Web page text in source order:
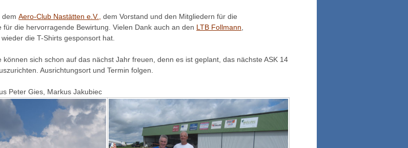
demAero-Club Nastätten e.V., dem Vorstand und den Mitgliedern für die
für die hervorragende Bewirtung. Vielen Dank auch an den LTB Follmann,
die T-Shirts gesponsort hat.
können sich schon auf das nächst Jahr freuen, denn es ist geplant, das nächste ASK 14
Ausrichtungsort und Termin folgen.
Peter Gies, Markus Jakubiec